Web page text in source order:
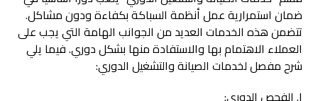
ضمان استمرارية عمل أنظمة السباكة بكفاءة ودون مشاكل.
تتضمن هذه الخدمات العديد من الجوانب الهامة التي يجب على
العملاء الاهتمام بها والاستفادة منها بشكل دوري. فيما يلي
شرح مفصل لخدمات الصيانة والتشغيل الدوري:
١. الفحص الدوري: